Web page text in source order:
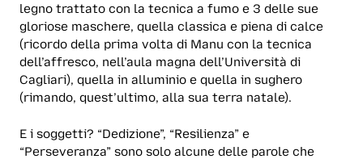
legno trattato con la tecnica a fumo e 3 delle sue
gloriose maschere, quella classica e piena di calce
(ricordo della prima volta di Manu con la tecnica
dell’affresco, nell’aula magna dell’Università di
Cagliari), quella in alluminio e quella in sughero
(rimando, quest’ultimo, alla sua terra natale).
E i soggetti? “Dedizione”, “Resilienza” e
“Perseveranza” sono solo alcune delle parole che